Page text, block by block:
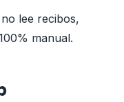
lee recibos,
manual.